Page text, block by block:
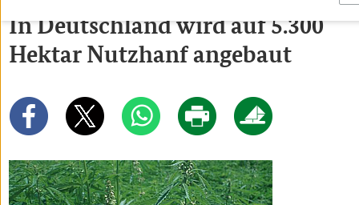
In Deutschland wird auf 5.300
Hektar Nutzhanf angebaut